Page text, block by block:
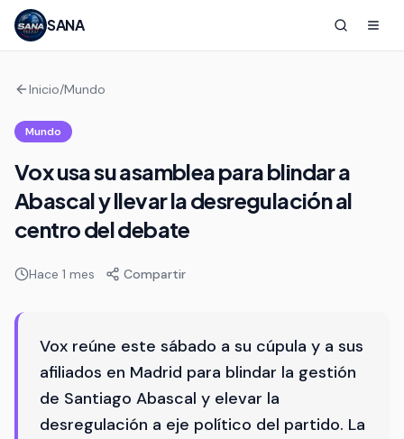
SANA
Inicio/Mundo
Mundo
Vox usa su asamblea para blindar a
Abascal y llevar la desregulación al
centro del debate
Hace 1 mes Compartir
Vox reúne este sábado a su cúpula y a sus
afiliados en Madrid para blindar la gestión
de Santiago Abascal y elevar la
desregulación a eje político del partido. La